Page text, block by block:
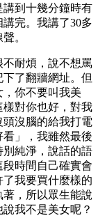
到十幾分鐘時有
完。我講了30多
。
耐煩，說不想罵
了翻牆網址。但
你不要叫我美
對你也好，對我
沒腦的給我打電
」，我雖然最後
純淨，說話的語
時間自己確實會
我要買什麼樣的
，所以眾生能說
我不是美女呢？